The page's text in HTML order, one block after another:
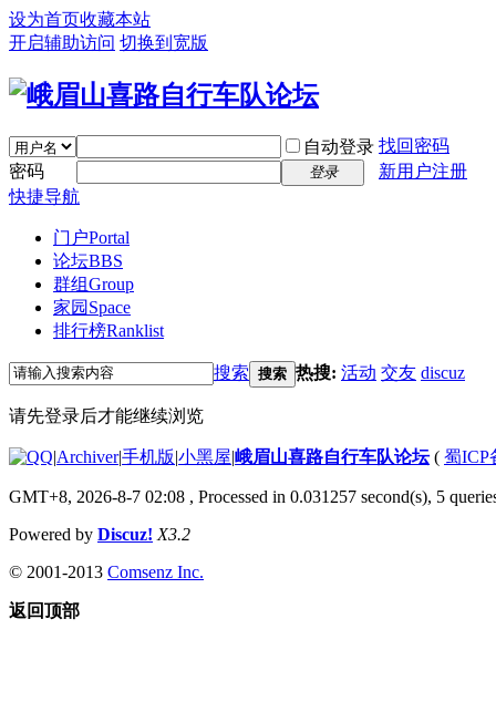
设为首页收藏本站
开启辅助访问 切换到宽版
自动登录 找回密码
密码
登录
新用户注册
快捷导航
门户Portal
论坛BBS
群组Group
家园 Space
排行榜Ranklist
搜索 搜索 热搜: 活动 交友 discuz
请先登录后才能继续浏览
|Archiver|手机版|小黑屋|峨眉山喜路自行车队论坛( 蜀ICP
GMT+8, 2026-8-7 02:08 , Processed in 0.031257 second(s), 5
Powered by Discuz! X3.2
© 2001-2013 Comsenz Inc.
返回顶部